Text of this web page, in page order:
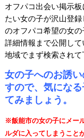
オフパコ出会い掲示
たい女の子が沢山登
のオフパコ希望の女
詳細情報まで公開し
地域でまず検索されて
女の子へのお誘
すので、気にな
てみましょう。
※飯能市の女の子にメー
ルダに入ってしまうこと